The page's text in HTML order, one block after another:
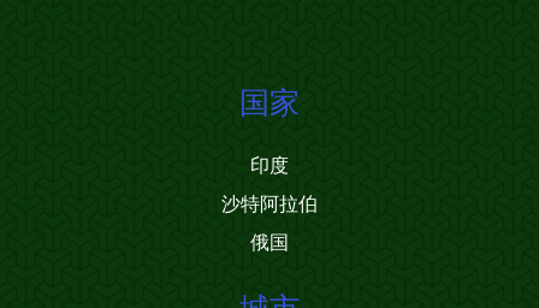
国家
印度
沙特阿拉伯
俄国